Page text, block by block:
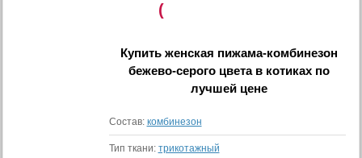
(
Купитьженская пижама-комбинезон
бежево-серого цвета в котиках по
лучшей цене
Состав: комбинезон
Тип ткани: трикотажный